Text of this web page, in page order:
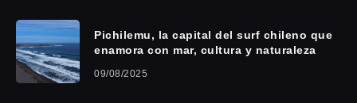
Pichilemu, la capital del surf chileno que
enamora con mar, cultura y naturaleza
09/08/2025